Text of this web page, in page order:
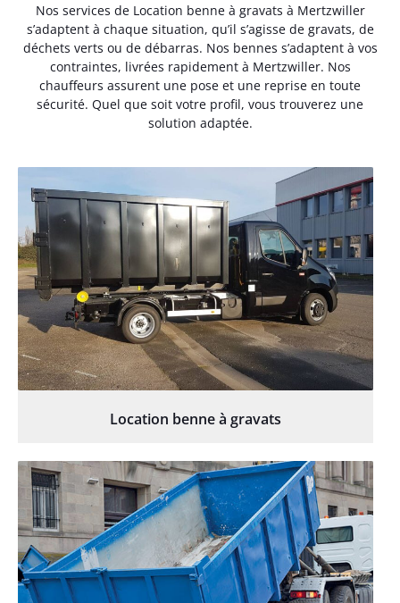
Nos services de Location benne à gravats à Mertzwiller
s’adaptent à chaque situation, qu’il s’agisse de gravats, de
déchets verts ou de débarras. Nos bennes s’adaptent à vos
contraintes, livrées rapidement à Mertzwiller. Nos
chauffeurs assurent une pose et une reprise en toute
sécurité. Quel que soit votre profil, vous trouverez une
solution adaptée.
Location benne à gravats